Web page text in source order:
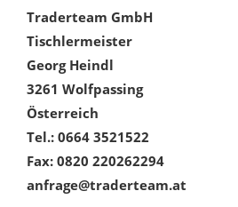
Traderteam GmbH
Tischlermeister
Georg Heindl
3261 Wolfpassing
Österreich
Tel.: 0664 3521522
Fax: 0820 220262294
anfrage@traderteam.at